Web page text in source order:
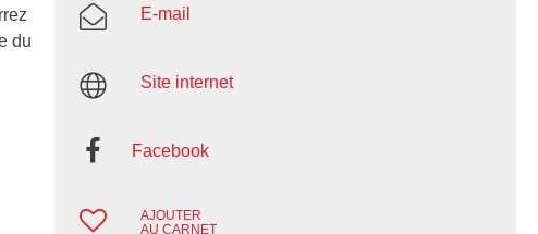
du
E-mail
Site internet
Facebook
AJOUTER
AU CARNET